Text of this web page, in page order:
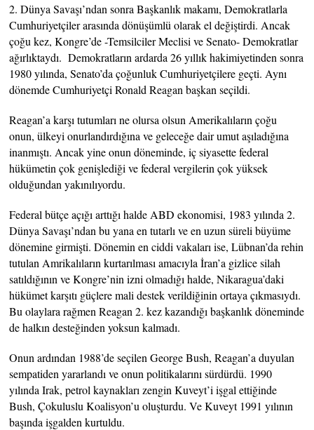
2. Dünya Savaşı’ndan sonra Başkanlık makamı, Demokratlarla
Cumhuriyetçiler arasında dönüşümlü olarak el değiştirdi. Ancak
çoğu kez, Kongre’de -Temsilciler Meclisi ve Senato- Demokratlar
ağırlıktaydı. Demokratların ardarda 26 yıllık hakimiyetinden sonra
1980 yılında, Senato’da çoğunluk Cumhuriyetçilere geçti. Aynı
dönemde Cumhuriyetçi Ronald Reagan başkan seçildi.
Reagan’a karşı tutumları ne olursa olsun Amerikalıların çoğu
onun, ülkeyi onurlandırdığına ve geleceğe dair umut aşıladığına
inanmıştı. Ancak yine onun döneminde, iç siyasette federal
hükümetin çok genişlediği ve federal vergilerin çok yüksek
olduğundan yakınılıyordu.
Federal bütçe açığı arttığı halde ABD ekonomisi, 1983 yılında 2.
Dünya Savaşı’ndan bu yana en tutarlı ve en uzun süreli büyüme
dönemine girmişti. Dönemin en ciddi vakaları ise, Lübnan’da rehin
tutulan Amrikalıların kurtarılması amacıyla İran’a gizlice silah
satıldığının ve Kongre’nin izni olmadığı halde, Nikaragua’daki
hükümet karşıtı güçlere mali destek verildiğinin ortaya çıkmasıydı.
Bu olaylara rağmen Reagan 2. kez kazandığı başkanlık döneminde
de halkın desteğinden yoksun kalmadı.
Onun ardından 1988’de seçilen George Bush, Reagan’a duyulan
sempatiden yararlandı ve onun politikalarını sürdürdü. 1990
yılında Irak, petrol kaynakları zengin Kuveyt’i işgal ettiğinde
Bush, Çokuluslu Koalisyon’u oluşturdu. Ve Kuveyt 1991 yılının
başında işgalden kurtuldu.